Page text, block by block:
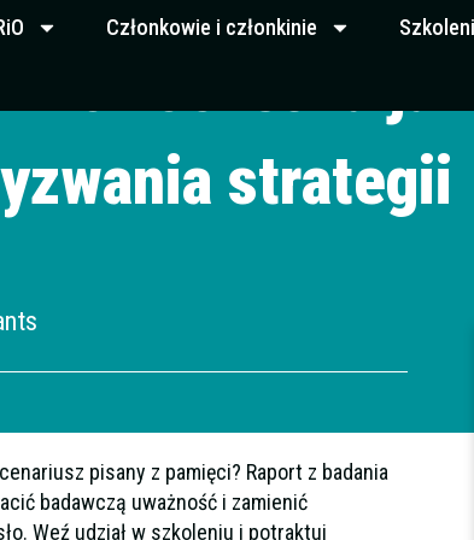
Członkowie i członkinie
Opinii
nowoczesna
strategii
pisany z pamięci? Raport z badania
badawczą uważność i zamienić
Weź udział w szkoleniu i potraktuj